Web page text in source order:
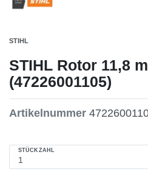
STIHL
STIHL Rotor 11,8
(47226001105)
Artikelnummer
STÜCKZAHL